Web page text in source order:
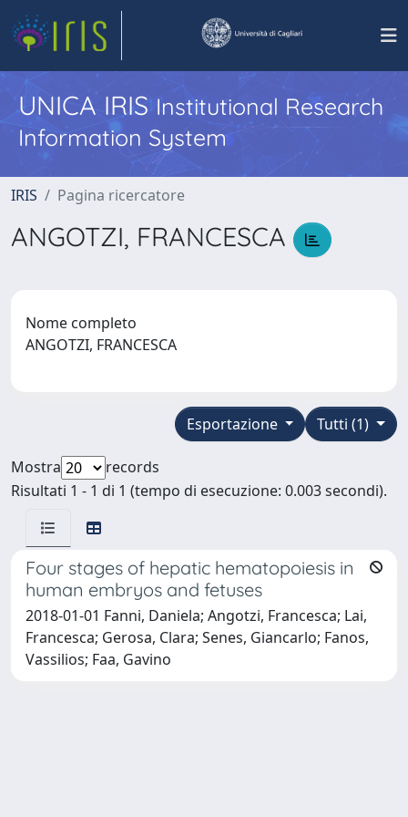
UNICA IRISInstitutional Research
Information System
IRIS Pagina ricercatore
ANGOTZI, FRANCESCA
Nome completo
ANGOTZI, FRANCESCA
Tutti (1)
Esportazione
Mostra
records
Risultati 1 - 1 di 1 (tempo di esecuzione: 0.003 secondi).
Four stages of hepatic hematopoiesis in
human embryos and fetuses
2018-01-01 Fanni, Daniela; Angotzi, Francesca; Lai,
Francesca; Gerosa, Clara; Senes, Giancarlo; Fanos,
Vassilios; Faa, Gavino